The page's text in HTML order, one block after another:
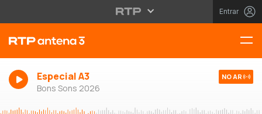
Entrar
Especial A3
Bons Sons 2026
NO AR